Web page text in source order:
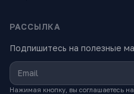
РАССЫЛКА
Подпишитесь на полезные
Нажимая кнопку, вы соглашаетесь